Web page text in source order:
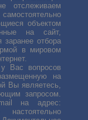
отслеживаем
объектом
на сайт,
заранее отбора
в мировом
Вас вопросов
на
Вы являетесь,
запросом.
на адрес: